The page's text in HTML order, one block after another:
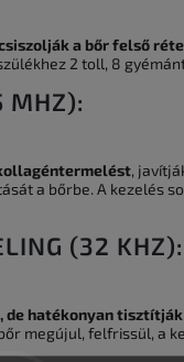
a bőr felső
2 toll, 8
MHZ):
,
a bőrbe. A kezelés
(32 KHZ):
de hatékonyan
megújul, felfrissül, a